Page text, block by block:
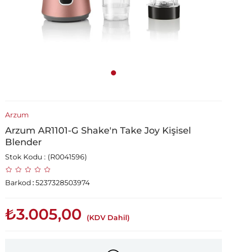
Arzum
Arzum AR1101-G Shake'n Take Joy Kişisel
Blender
Stok Kodu (R0041596)
Barkod:5237328503974
₺3.005,00 (KDV Dahil)